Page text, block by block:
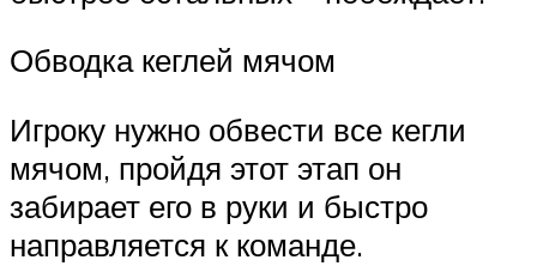
Обводка кеглей мячом
Игроку нужно обвести все кегли
мячом, пройдя этот этап он
забирает его в руки и быстро
направляется к команде.